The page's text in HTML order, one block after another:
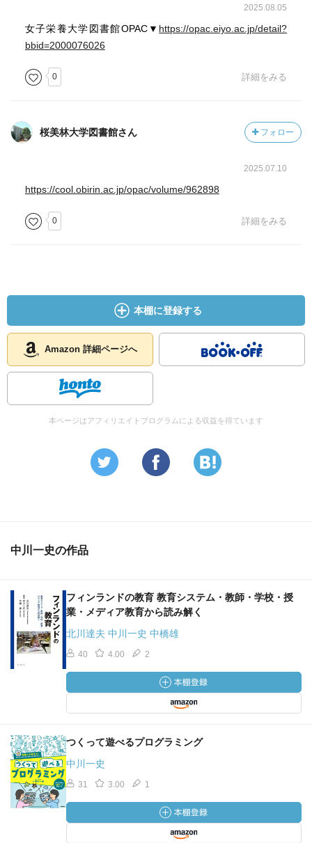
2025.08.05
女子栄養大学図書館OPAC▼ https://opac.eiyo.ac.jp/detail?
bbid=2000076026
0 詳細をみる
桜美林大学図書館さん フォロー
2025.07.10
https://cool.obirin.ac.jp/opac/volume/962898
0 詳細をみる
本棚に登録する
Amazon 詳細ページへ
本ページはアフィリエイトプログラムによる収益を得ています
中川一史の作品
フィンランドの教育 教育システム・教師・学校・授
業・メディア教育から読み解く
北川達夫 中川一史 中橋雄
40 4.00 2
つくって遊べるプログラミング
中川一史
31 3.00 1